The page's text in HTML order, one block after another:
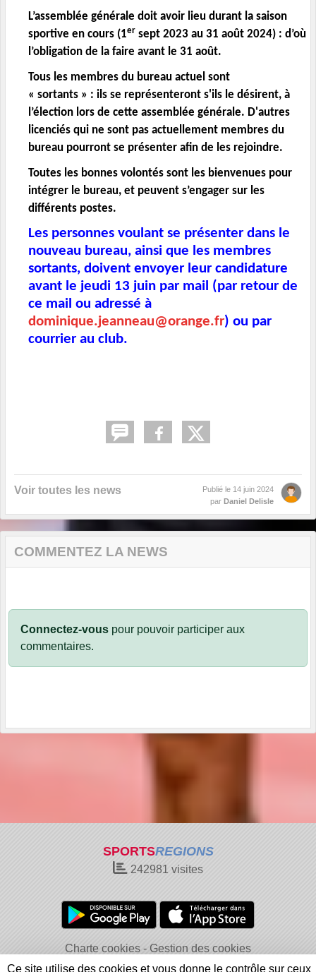
L’assemblée générale doit avoir lieu durant la saison
sportive en cours (1er sept 2023 au 31 août 2024) : d’où
l’obligation de la faire avant le 31 août.
Tous les membres du bureau actuel sont
« sortants » : ils se représenteront s'ils le désirent, à
l’élection lors de cette assemblée générale. D'autres
licenciés qui ne sont pas actuellement membres du
bureau pourront se présenter afin de les rejoindre.
Toutes les bonnes volontés sont les bienvenues pour
intégrer le bureau, et peuvent s’engager sur les
différents postes.
Les personnes voulant se présenter dans le
nouveau bureau, ainsi que les membres
sortants, doivent envoyer leur candidature
avant le jeudi 13 juin par mail (par retour de
ce mail ou adressé à
dominique.jeanneau@orange.fr) ou par
courrier au club.
Voir toutes les news Publié le 14 juin 2024
par Daniel Delisle
COMMENTEZ LA NEWS
Connectez-vous pour pouvoir participer aux
commentaires.
SPORTSREGIONS
242981 visites
Charte cookies
Gestion des cookies
Informations légales
Signaler un contenu inapproprié
Ce site utilise des cookies et vous donne le contrôle sur ceux